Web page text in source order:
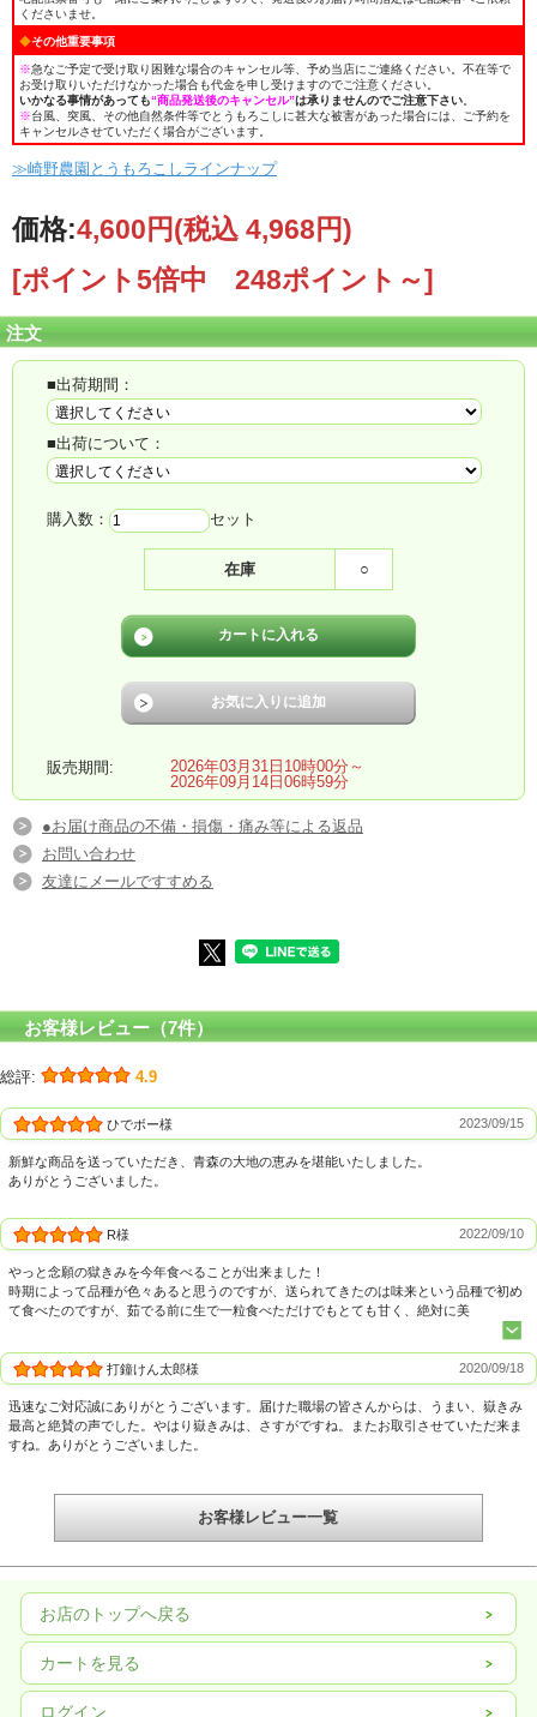
くださいませ。
◆その他重要事項
※急なご予定で受け取り困難な場合のキャンセル等、予め当店にご連絡ください。不在等で
お受け取りいただけなかった場合も代金を申し受けますのでご注意ください。
いかなる事情があっても“商品発送後のキャンセル”は承りませんのでご注意下さい
※台風、突風、その他自然条件等でとうもろこしに甚大な被害があった場合には、ご予約を
キャンセルさせていただく場合がございます。
≫崎野農園とうもろこしラインナップ
価格:4,600円(税込 4,968円)
[ポイント5倍中 248ポイント～]
注文
■出荷期間：
■出荷について：
購入数： セット
在庫 ○
販売期間:
2026年03月31日10時00分～
2026年09月14日06時59分
●お届け商品の不備・損傷・痛み等による返品
お問い合わせ
友達にメールですすめる
お客様レビュー（7件）
総評: 4.9
ひでボー様 2023/09/15
新鮮な商品を送っていただき、青森の大地の恵みを堪能いたしました。
ありがとうございました。
R様 2022/09/10
やっと念願の獄きみを今年食べることが出来ました！
時期によって品種が色々あると思うのですが、送られてきたのは味来という品種で初め
て食べたのですが、茹でる前に生で一粒食べただけでもとても甘く、絶対に美
打鐘けん太郎様 2020/09/18
迅速なご対応誠にありがとうございます。届けた職場の皆さんからは、うまい、嶽きみ
最高と絶賛の声でした。やはり嶽きみは、さすがですね。またお取引させていただ来ま
すね。ありがとうございました。
お客様レビュー一覧
お店のトップへ戻る
カートを見る
ログイン